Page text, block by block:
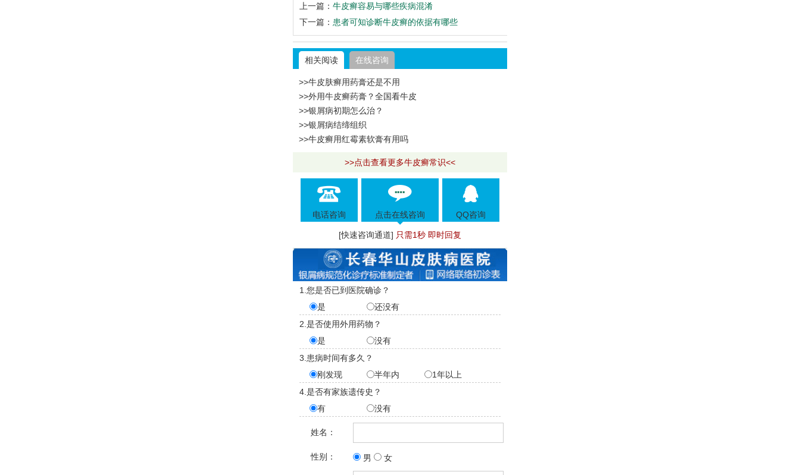
上一篇： 牛皮癣容易与哪些疾病混淆
下一篇： 患者可知诊断牛皮癣的依据有哪些
相关阅读 在线咨询
>>牛皮肤癣用药膏还是不用
>>外用牛皮癣药膏？全国看牛皮
>>银屑病初期怎么治？
>>银屑病结缔组织
>>牛皮癣用红霉素软膏有用吗
>>点击查看更多牛皮癣常识<<
电话咨询 点击在线咨询 QQ咨询
[快速咨询通道] 只需1秒 即时回复
1.您是否已到医院确诊？
是
还没有
2.是否使用外用药物？
是
没有
3.患病时间有多久？
刚发现
半年内
1年以上
4.是否有家族遗传史？
有
没有
姓名：
性别： 男 女